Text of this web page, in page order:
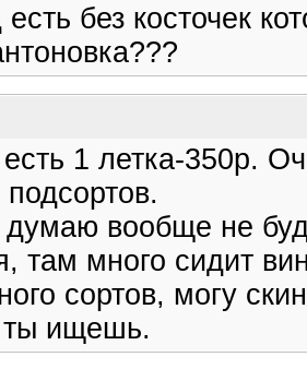
без косточек
1 летка-350р.
думаю вообще не
там много сидит
сортов, могу
ты ищешь.